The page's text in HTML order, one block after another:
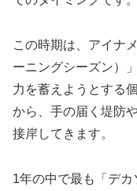
この時期は、アイナ
ーニングシーズン）
力を蓄えようとする
から、手の届く堤防
接岸してきます。
1年の中で最も「デ